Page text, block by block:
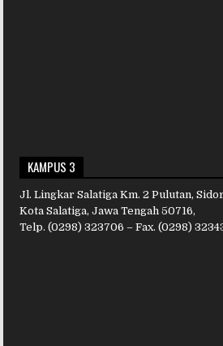
KAMPUS 3
Jl. Lingkar Salatiga Km. 2 Pulutan,
Kota Salatiga, Jawa Tengah 50716,
Telp. (0298) 323706 – Fax. (0298)